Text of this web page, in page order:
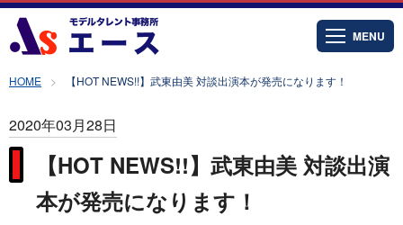
MENU
HOME 【HOT NEWS!!】武東由美 対談出演本が発売になります！
2020年03月28日
【HOT NEWS!!】武東由美 対談出演
本が発売になります！